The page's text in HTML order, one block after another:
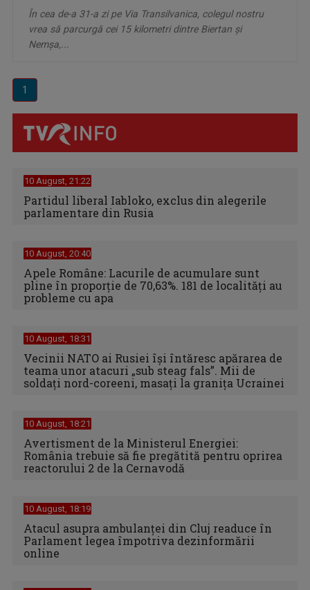
În cea de-a 31-a zi pe Via Transilvanica, colegul nostru
vrea să parcurgă cei 15 kilometri dintre Biertan și
Nemșa,...
1
10 August, 21:22
Partidul liberal Iabloko, exclus din alegerile
parlamentare din Rusia
10 August, 20:40
Apele Române: Lacurile de acumulare sunt
pline în proporție de 70,63%. 181 de localități au
probleme cu apa
10 August, 18:31
Vecinii NATO ai Rusiei își întăresc apărarea de
teama unor atacuri „sub steag fals”. Mii de
soldați nord-coreeni, masați la granița Ucrainei
10 August, 18:21
Avertisment de la Ministerul Energiei:
România trebuie să fie pregătită pentru oprirea
reactorului 2 de la Cernavodă
10 August, 18:19
Atacul asupra ambulanței din Cluj readuce în
Parlament legea împotriva dezinformării
online